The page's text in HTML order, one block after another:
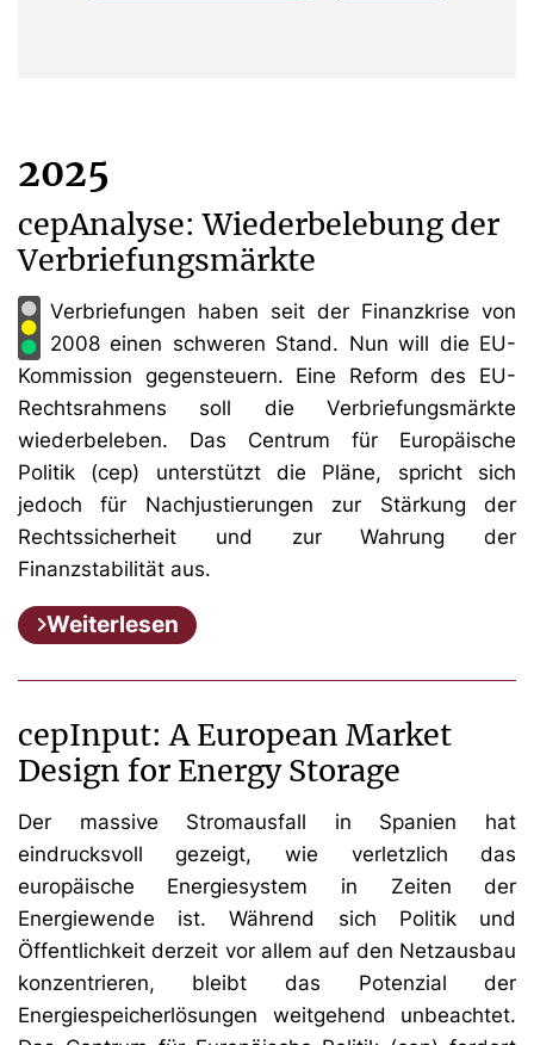
2025
cepAnalyse: Wiederbelebung der
Verbriefungsmärkte
Verbriefungen haben seit der Finanzkrise von
2008 einen schweren Stand. Nun will die EU-
Kommission gegensteuern. Eine Reform des EU-
Rechtsrahmens soll die Verbriefungsmärkte
wiederbeleben. Das Centrum für Europäische
Politik (cep) unterstützt die Pläne, spricht sich
jedoch für Nachjustierungen zur Stärkung der
Rechtssicherheit und zur Wahrung der
Finanzstabilität aus.
Weiterlesen
cepInput: A European Market
Design for Energy Storage
Der massive Stromausfall in Spanien hat
eindrucksvoll gezeigt, wie verletzlich das
europäische Energiesystem in Zeiten der
Energiewende ist. Während sich Politik und
Öffentlichkeit derzeit vor allem auf den Netzausbau
konzentrieren, bleibt das Potenzial der
Energiespeicherlösungen weitgehend unbeachtet.